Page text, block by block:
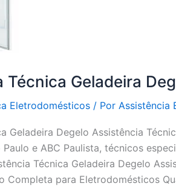
Técnica Geladeira
Eletrodomésticos / Por Assistência
Geladeira Degelo Assistência
Paulo e ABC Paulista, técnicos
Técnica Geladeira Degelo
Completa para Eletrodomésticos